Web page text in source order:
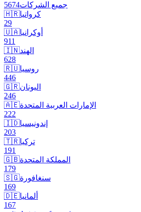
جميع الشركات5674
🇭🇷كرواتيا
29
🇺🇦أوكرانيا
911
🇮🇳الهند
628
🇷🇺روسيا
446
🇬🇷اليونان
246
🇦🇪الإمارات العربية المتحدة
222
🇮🇩إندونيسيا
203
🇹🇷تركيا
191
🇬🇧المملكة المتحدة
179
🇸🇬سنغافورة
169
🇩🇪ألمانيا
167